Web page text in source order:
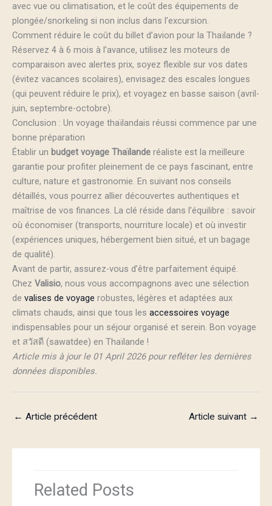
avec vue ou climatisation, et le coût des équipements de
plongée/snorkeling si non inclus dans l’excursion.
Comment réduire le coût du billet d’avion pour la Thaïlande ?
Réservez 4 à 6 mois à l’avance, utilisez les moteurs de
comparaison avec alertes prix, soyez flexible sur vos dates
(évitez vacances scolaires), envisagez des escales longues
(qui peuvent réduire le prix), et voyagez en basse saison (avril-
juin, septembre-octobre).
Conclusion : Un voyage thaïlandais réussi commence par une
bonne préparation
Établir un budget voyage Thaïlande réaliste est la meilleure
garantie pour profiter pleinement de ce pays fascinant, entre
culture, nature et gastronomie. En suivant nos conseils
détaillés, vous pourrez allier découvertes authentiques et
maîtrise de vos finances. La clé réside dans l’équilibre : savoir
où économiser (transports, nourriture locale) et où investir
(expériences uniques, hébergement bien situé, et un bagage
de qualité).
Avant de partir, assurez-vous d’être parfaitement équipé.
Chez Valisio, nous vous accompagnons avec une sélection
de valises de voyage robustes, légères et adaptées aux
climats chauds, ainsi que tous les accessoires voyage
indispensables pour un séjour organisé et serein. Bon voyage
et สวัสดี (sawatdee) en Thaïlande !
Article mis à jour le 01 April 2026 pour refléter les dernières
données disponibles.
← Article précédent Article suivant →
Related Posts